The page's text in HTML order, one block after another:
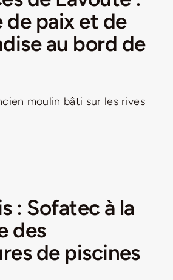
de paix et de
au bord de
moulin bâti sur les rives
: Sofatec à la
des
de piscines